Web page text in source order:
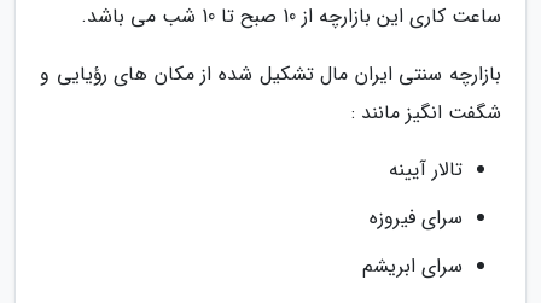
ساعت کاری این بازارچه از 10 صبح تا 10 شب می باشد.
بازارچه سنتی ایران مال تشکیل شده از مکان های رؤیایی و
شگفت انگیز مانند :
تالار آیینه
سرای فیروزه
سرای ابریشم